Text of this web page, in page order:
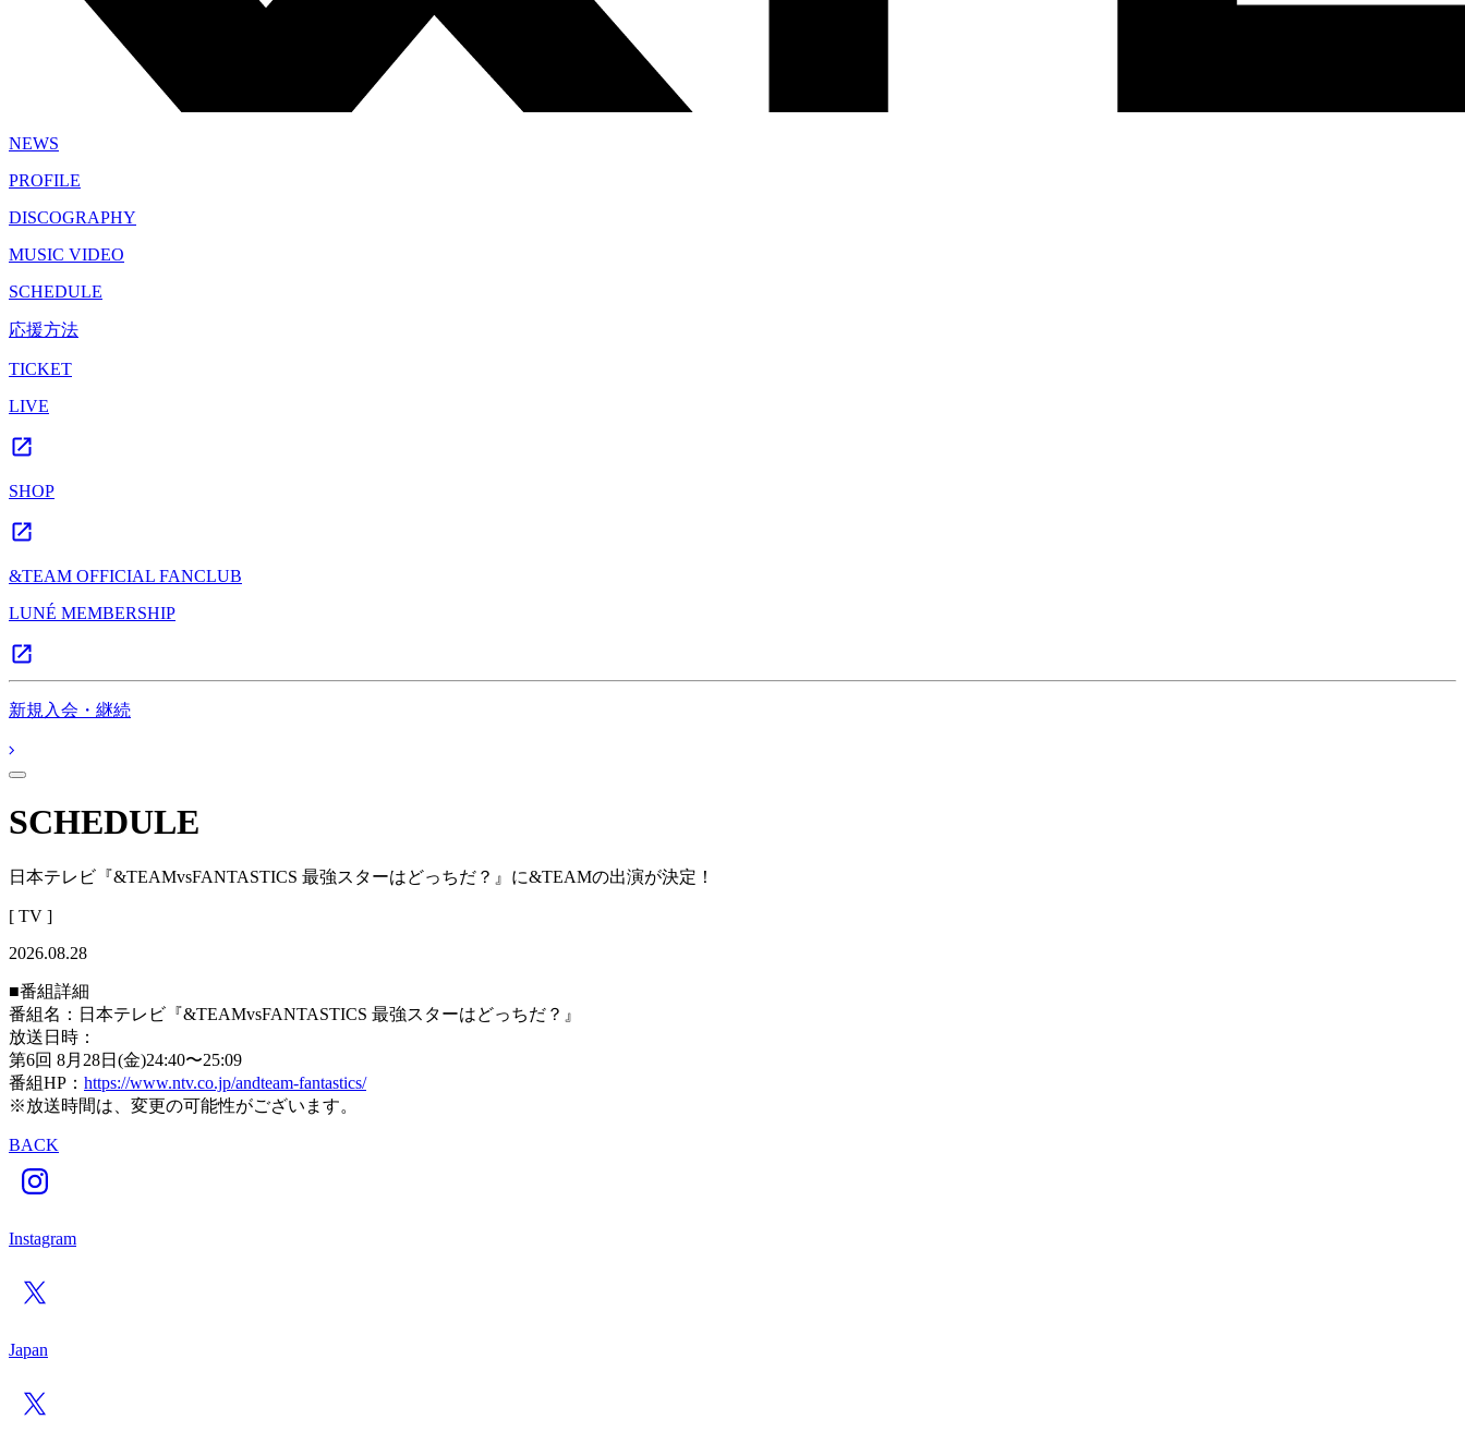
NEWS
PROFILE
DISCOGRAPHY
MUSIC VIDEO
SCHEDULE
応援方法
TICKET
LIVE
SHOP
&TEAM OFFICIAL FANCLUB
LUNÉ MEMBERSHIP
新規入会・継続
SCHEDULE
日本テレビ『&TEAMvsFANTASTICS 最強スターはどっちだ？』に&TEAMの出演が決定！
[ TV ]
2026.08.28
■番組詳細
番組名：日本テレビ『&TEAMvsFANTASTICS 最強スターはどっちだ？』
放送日時：
第6回 8月28日(金)24:40〜25:09
番組HP： https://www.ntv.co.jp/andteam-fantastics/
※放送時間は、変更の可能性がございます。
BACK
Instagram
Japan